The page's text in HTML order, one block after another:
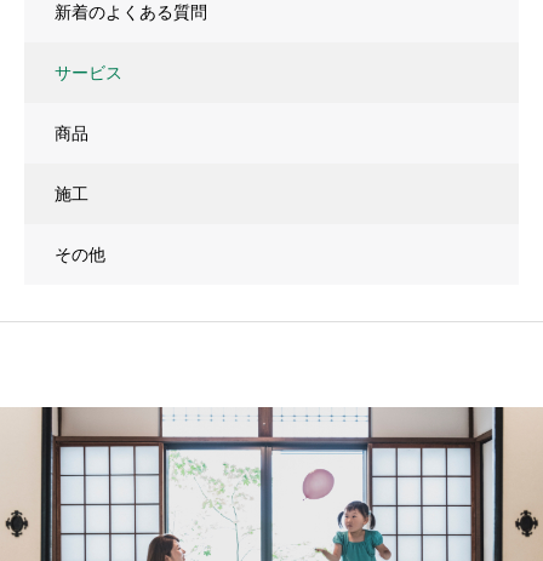
新着のよくある質問
サービス
商品
施工
その他